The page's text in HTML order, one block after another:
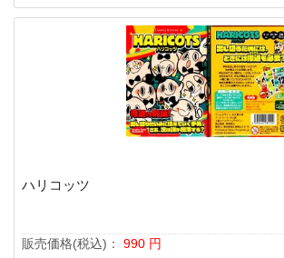
ハリコッツ
販売価格(税込)： 990 円